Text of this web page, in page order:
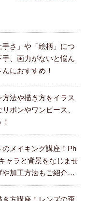
手さ」や「絵柄」につ
手、画力がないと悩ん
におすすめ！
方法や描き方をイラス
ボンやワンピース、
のメイキング講座！Ph
ャラと背景をなじませ
や加工方法もご紹介し